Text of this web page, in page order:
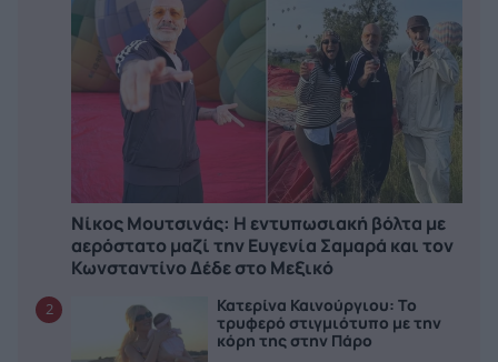
Νίκος Μουτσινάς: Η εντυπωσιακή βόλτα με
αερόστατο μαζί την Ευγενία Σαμαρά και τον
Κωνσταντίνο Δέδε στο Μεξικό
2
Κατερίνα Καινούργιου: Το
τρυφερό στιγμιότυπο με την
κόρη της στην Πάρο